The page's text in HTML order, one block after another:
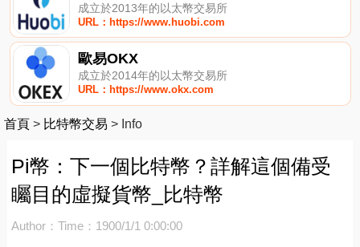
成立於2013年的以太幣交易所
URL：https://www.huobi.com
歐易OKX
成立於2014年的以太幣交易所
URL：https://www.okx.com
首頁 > 比特幣交易 > Info
Pi幣：下一個比特幣？詳解這個備受
矚目的虛擬貨幣_比特幣
Author： Time：1900/1/1 0:00:00